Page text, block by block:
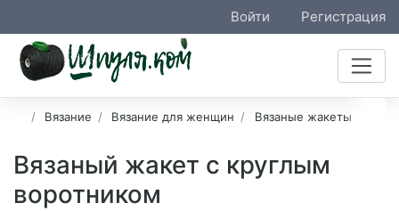
Войти Регистрация
Вязание Вязание для женщин Вязаные жакеты
Вязаный жакет с круглым
воротником